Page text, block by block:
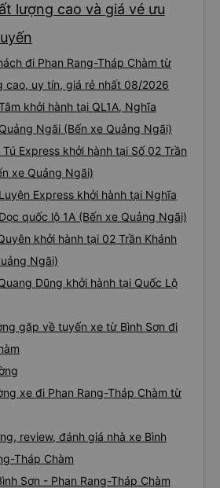
lượng cao và giá vé ưu
đi Phan Rang-Tháp Chàm từ
cao, uy tín, giá rẻ nhất 08/2026
khởi hành tại QL1A, Nghĩa
Ngãi (Bến xe Quảng Ngãi)
Tú Express khởi hành tại Số 02 Trần
xe Quảng Ngãi)
Express khởi hành tại Nghĩa
quốc lộ 1A (Bến xe Quảng Ngãi)
khởi hành tại 02 Trần Khánh
Ngãi)
Dũng khởi hành tại Quốc Lộ
gặp về tuyến xe từ Bình Sơn đi
xe đi Phan Rang-Tháp Chàm từ
review, đánh giá nhà xe Bình
Tháp Chàm
Sơn - Phan Rang-Tháp Chàm